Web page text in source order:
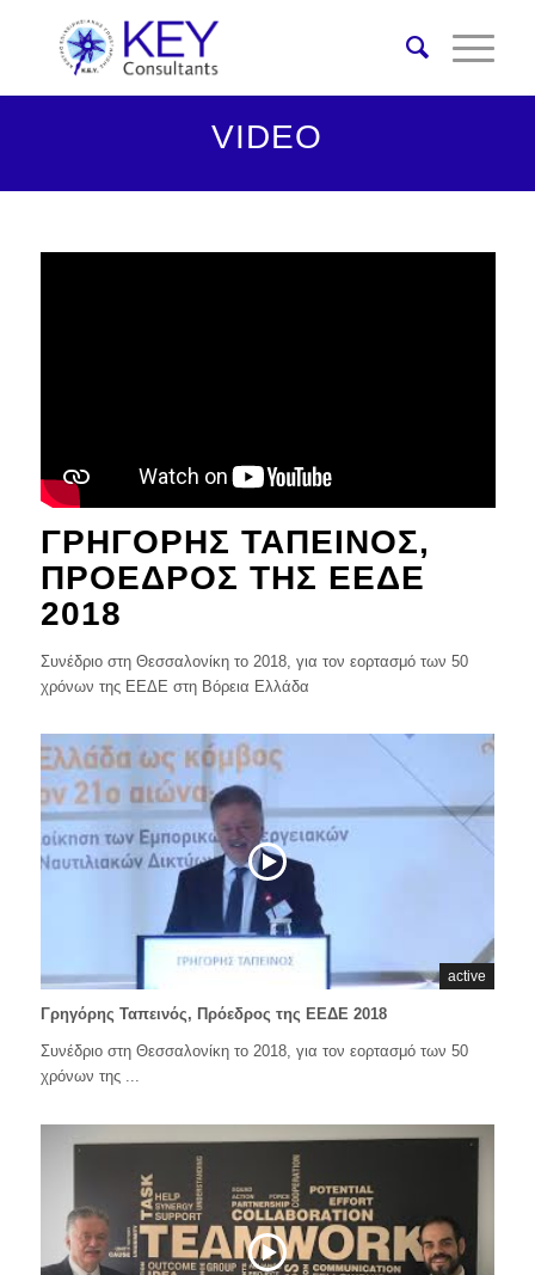
VIDEO
ΓΡΗΓΌΡΗΣ ΤΑΠΕΙΝΌΣ,
ΠΡΌΕΔΡΟΣ ΤΗΣ ΕΕΔΕ
2018
Συνέδριο στη Θεσσαλονίκη το 2018, για τον εορτασμό των 50
χρόνων της ΕΕΔΕ στη Βόρεια Ελλάδα
active
Γρηγόρης Ταπεινός, Πρόεδρος της ΕΕΔΕ 2018
Συνέδριο στη Θεσσαλονίκη το 2018, για τον εορτασμό των 50
χρόνων της ...